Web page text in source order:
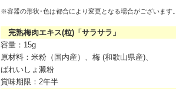
※容器の形状･色は都合により変更となる場合がございます。
完熟梅肉エキス(粒)「サラサラ」
容量：15g
原材料：米粉（国内産）、梅 (和歌山県産)、
ばれいしょ澱粉
賞味期限：2年半